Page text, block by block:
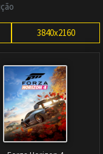
3840x2160